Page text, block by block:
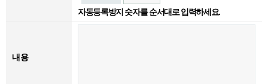
자동등록방지 숫자를 순서대로 입력하세요.
내용